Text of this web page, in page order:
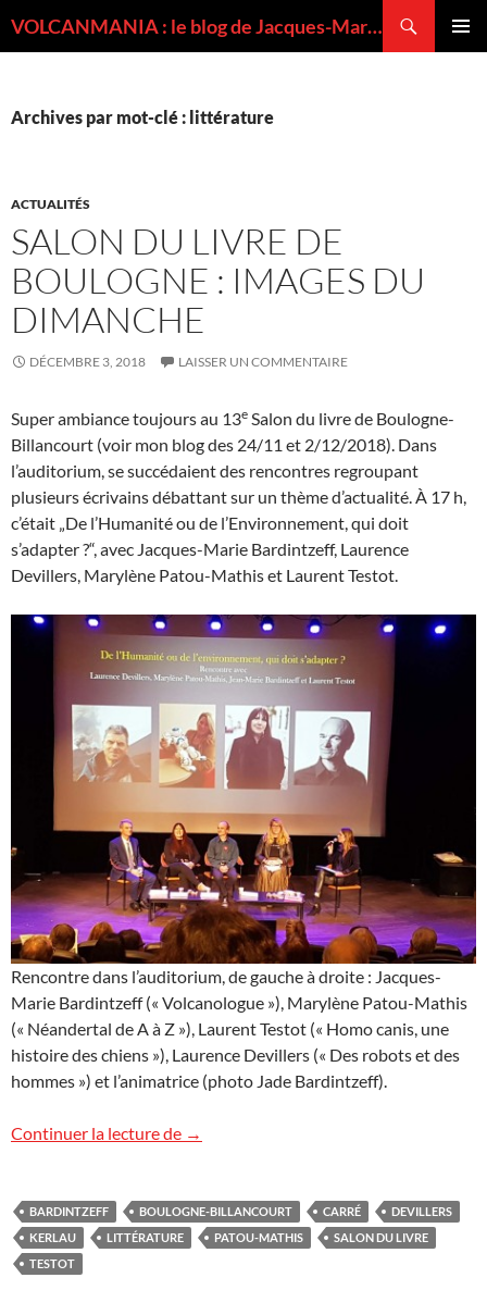
VOLCANMANIA : le blog de Jacques-Marie BARDINTZEFF, volcanologue
Archives par mot-clé : littérature
ACTUALITÉS
SALON DU LIVRE DE
BOULOGNE : IMAGES DU
DIMANCHE
DÉCEMBRE 3, 2018 LAISSER UN COMMENTAIRE
Super ambiance toujours au 13e Salon du livre de Boulogne-
Billancourt (voir mon blog des 24/11 et 2/12/2018). Dans
l’auditorium, se succédaient des rencontres regroupant
plusieurs écrivains débattant sur un thème d’actualité. À 17 h,
c’était „De l’Humanité ou de l’Environnement, qui doit
s’adapter ?“, avec Jacques-Marie Bardintzeff, Laurence
Devillers, Marylène Patou-Mathis et Laurent Testot.
Rencontre dans l’auditorium, de gauche à droite : Jacques-
Marie Bardintzeff (« Volcanologue »), Marylène Patou-Mathis
(« Néandertal de A à Z »), Laurent Testot (« Homo canis, une
histoire des chiens »), Laurence Devillers (« Des robots et des
hommes ») et l’animatrice (photo Jade Bardintzeff).
Continuer la lecture de Salon du livre de Boulogne : images du
→
BARDINTZEFF BOULOGNE-BILLANCOURT CARRÉ
DEVILLERS
KERLAU
LITTÉRATURE PATOU-MATHIS
SALON DU LIVRE
TESTOT